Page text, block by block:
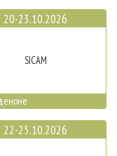
20-23.10.2026
SICAM
22-25.10.2026